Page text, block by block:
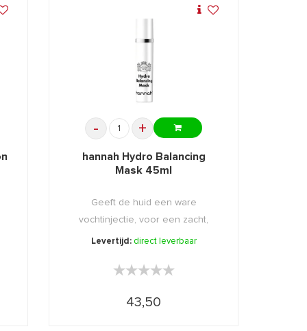
- +
hannah Hydro Balancing
Mask 45ml
Geeft de huid een ware
vochtinjectie, voor een zacht,
soepel ...
Levertijd: direct leverbaar
★★★★★
★★★★★
43,50